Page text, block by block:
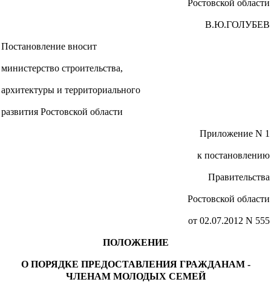
Ростовской области
В.Ю.ГОЛУБЕВ
Постановление вносит
министерство строительства,
архитектуры и территориального
развития Ростовской области
Приложение N 1
к постановлению
Правительства
Ростовской области
от 02.07.2012 N 555
ПОЛОЖЕНИЕ
О ПОРЯДКЕ ПРЕДОСТАВЛЕНИЯ ГРАЖДАНАМ -
ЧЛЕНАМ МОЛОДЫХ СЕМЕЙ